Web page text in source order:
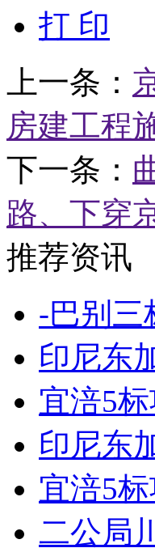
打 印
上一条：
房建工程
下一条：
路、下穿
推荐资讯
-巴别三
印尼东
宜涪5
印尼东
宜涪5
二公局